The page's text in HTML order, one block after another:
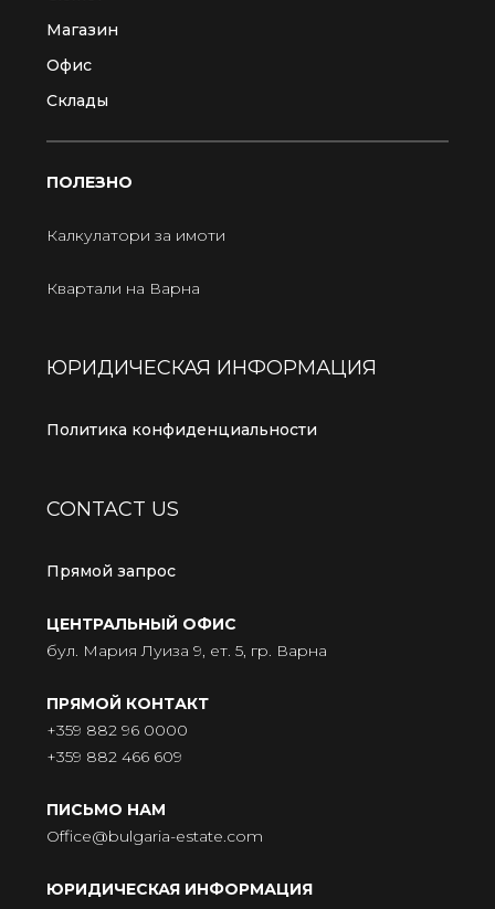
Магазин
Офис
Склады
ПОЛЕЗНО
Калкулатори за имоти
Квартали на Варна
ЮРИДИЧЕСКАЯ ИНФОРМАЦИЯ
Политика конфиденциальности
CONTACT US
Прямой запрос
ЦЕНТРАЛЬНЫЙ ОФИС
бул. Мария Луиза 9, ет. 5, гр. Варна
ПРЯМОЙ КОНТАКТ
+359 882 96 0000
+359 882 466 609
ПИСЬМО НАМ
Office@bulgaria-estate.com
ЮРИДИЧЕСКАЯ ИНФОРМАЦИЯ